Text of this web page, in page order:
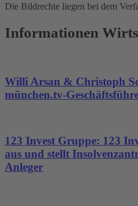
Die Bildrechte liegen bei dem
Informationen
Willi Arsan & Christoph
münchen.tv-
123 Invest Gruppe: 123
aus und stellt
Anleger